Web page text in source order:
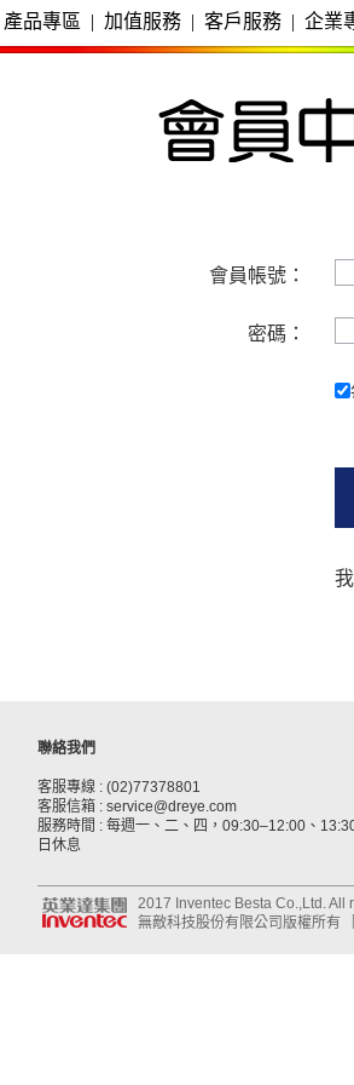
產品專區 | 加值服務 | 客戶服務 | 企業
會員帳號：
密碼：
聯絡我們
客服專線 : (02)77378801
客服信箱 : service@dreye.com
服務時間 : 每週一、二、四，09:30–12:00、
日休息
2017 Inventec Besta Co.,Ltd. All
無敵科技股份有限公司版權所有